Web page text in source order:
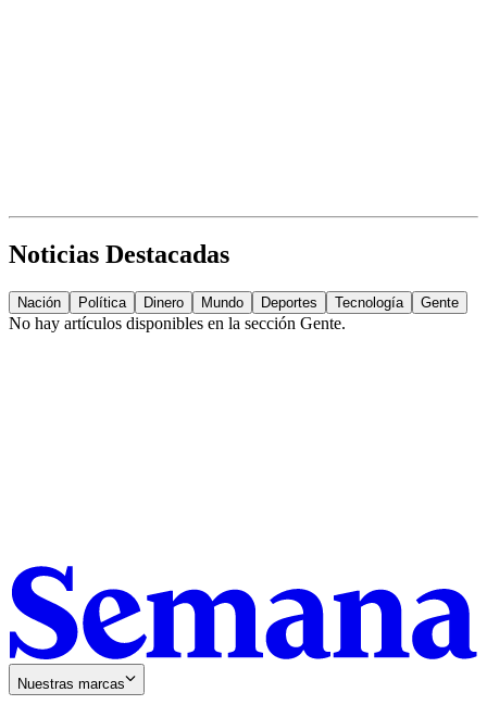
Noticias Destacadas
Nación Política Dinero Mundo Deportes Tecnología Gente
No hay artículos disponibles en la sección Gente.
Nuestras marcas